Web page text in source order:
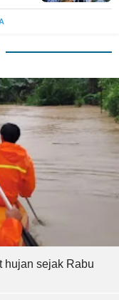
hujan sejak Rabu